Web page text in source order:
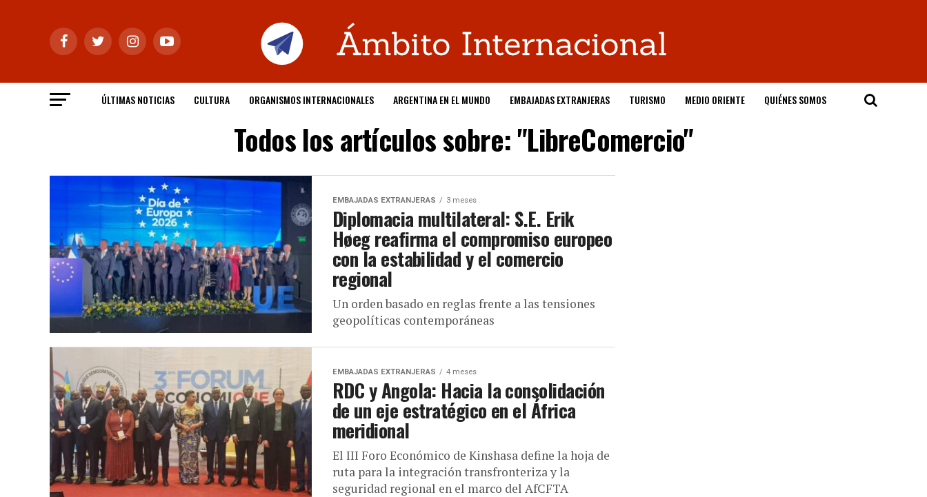
ÚLTIMAS NOTICIAS CULTURA ORGANISMOS INTERNACIONALES ARGENTINA EN EL MUNDO EMBAJADAS EXTRANJERAS TURISMO MEDIO ORIENTE QUIÉNES SOMOS
Todos los artículos sobre: "LibreComercio"
EMBAJADAS EXTRANJERAS 3 meses
Diplomacia multilateral: S.E. Erik
Høeg reafirma el compromiso europeo
con la estabilidad y el comercio
regional
Un orden basado en reglas frente a las tensiones
geopolíticas contemporáneas
EMBAJADAS EXTRANJERAS 4 meses
RDC y Angola: Hacia la consolidación
de un eje estratégico en el África
meridional
El III Foro Económico de Kinshasa define la hoja de
ruta para la integración transfronteriza y la
seguridad regional en el marco del AfCFTA